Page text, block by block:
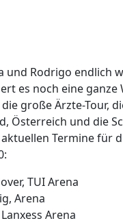
und Rodrigo endlich
es noch eine ganze
große Ärzte-Tour,
Österreich und die
Termine für
TUI Arena
Arena
Arena